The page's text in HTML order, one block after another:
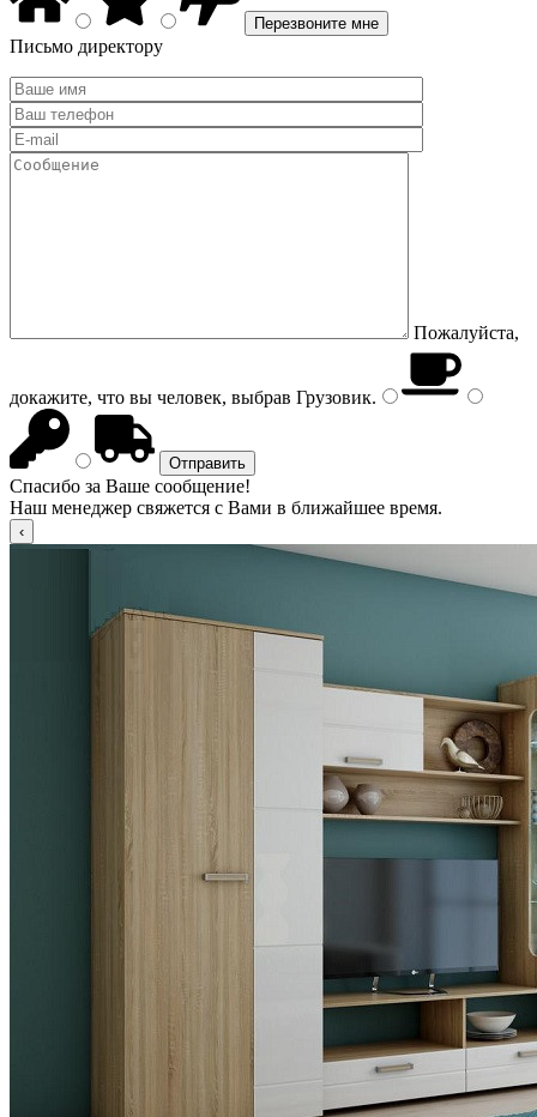
Письмо директору
Пожалуйста,
докажите, что вы человек, выбрав Грузовик.
Спасибо за Ваше сообщение!
Наш менеджер свяжется с Вами в ближайшее время.